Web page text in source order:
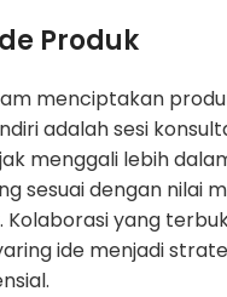
Produk
menciptakan
adalah sesi
menggali lebih
sesuai dengan nilai
Kolaborasi yang
ide menjadi